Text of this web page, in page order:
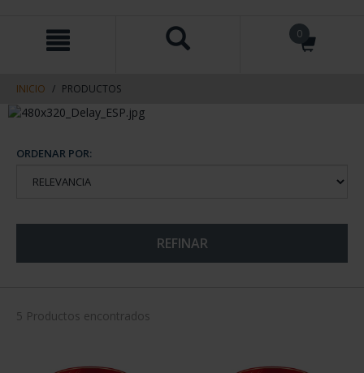
contenido
navegacin
0
INICIO PRODUCTOS
ORDENAR POR:
REFINAR
5 Productos encontrados